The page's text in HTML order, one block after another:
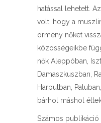
hatással lehetett.
volt, hogy a
örmény nőket
közösségeikbe
nők Aleppóban,
Damaszkuszban,
Harputban,
bárhol máshol
Számos